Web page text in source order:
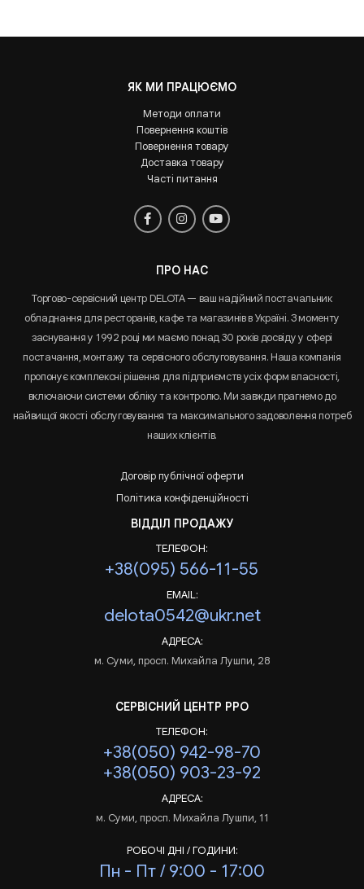
ЯК МИ ПРАЦЮЄМО
Методи оплати
Повернення коштів
Повернення товару
Доставка товару
Часті питання
ПРО НАС
Торгово-сервісний центр DELOTA — ваш надійний постачальник
обладнання для ресторанів, кафе та магазинів в Україні. З моменту
заснування у 1992 році ми маємо понад 30 років досвіду у сфері
постачання, монтажу та сервісного обслуговування. Наша компанія
пропонує комплексні рішення для підприємств усіх форм власності,
включаючи системи обліку та контролю. Ми завжди прагнемо до
найвищої якості обслуговування та максимального задоволення потреб
наших клієнтів.
Договір публічної оферти
Політика конфіденційності
ВІДДІЛ ПРОДАЖУ
ТЕЛЕФОН:
+38(095) 566-11-55
EMAIL:
delota0542@ukr.net
АДРЕСА:
м. Суми, просп. Михайла Лушпи, 28
СЕРВІСНИЙ ЦЕНТР РРО
ТЕЛЕФОН:
+38(050) 942-98-70
+38(050) 903-23-92
АДРЕСА:
м. Суми, просп. Михайла Лушпи, 11
РОБОЧІ ДНІ / ГОДИНИ:
Пн - Пт / 9:00 - 17:00